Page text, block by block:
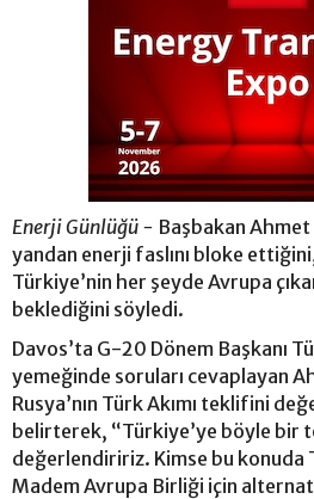
Enerji Günlüğü - Başbakan
yandan enerji faslını bloke
Türkiye’nin her şeyde Avrupa
beklediğini söyledi.
Davos’ta G-20 Dönem Başkanı
yemeğinde soruları cevaplayan
Rusya’nın Türk Akımı teklifini
belirterek, “Türkiye’ye böyle bir
değerlendiririz. Kimse bu konuda
Madem Avrupa Birliği için